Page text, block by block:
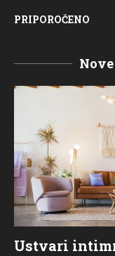
PRIPOROČENO
Ustvari